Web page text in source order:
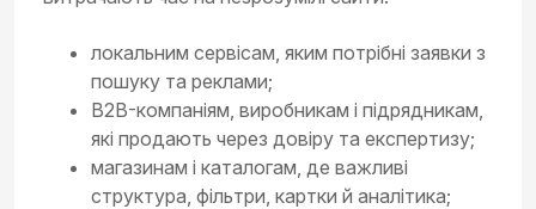
локальним сервісам, яким потрібні заявки з
пошуку та реклами;
B2B-компаніям, виробникам і підрядникам,
які продають через довіру та експертизу;
магазинам і каталогам, де важливі
структура, фільтри, картки й аналітика;